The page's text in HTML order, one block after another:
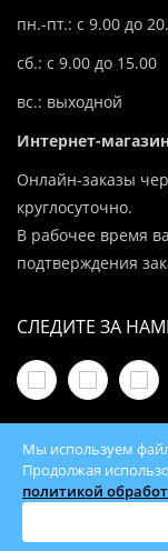
пн.-пт.: с 9.00 до
сб.: с 9.00 до 15.00
вс.: выходной
Интернет-
Онлайн-заказы
круглосуточно.
В рабочее время
подтверждения
СЛЕДИТЕ ЗА
© 2026
Мы используем
Продолжая
политикой